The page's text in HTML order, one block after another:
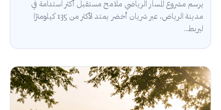
يرسم مشروع المسار الرياضي ملامح مستقبل أكثر استدامة في
مدينة الرياض، عبر شريان أخضر يمتد لأكثر من 135 كيلومترًا
ليربط...